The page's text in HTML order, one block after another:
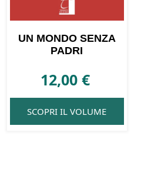
UN MONDO SENZA
PADRI
12,00€
SCOPRI IL VOLUME